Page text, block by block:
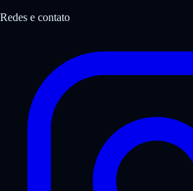
Redes e contato